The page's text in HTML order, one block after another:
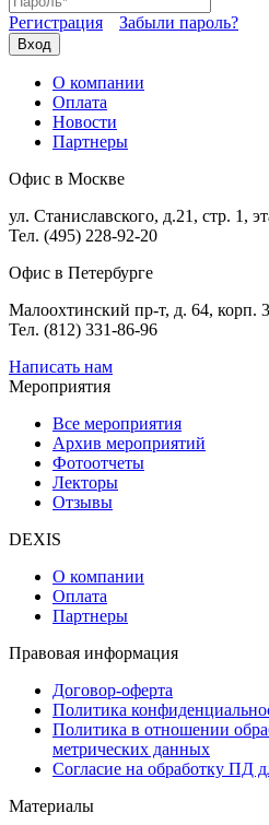
Регистрация Забыли пароль?
Вход
О компании
Оплата
Новости
Партнеры
Офис в Москве
ул. Станиславского, д.21, стр. 1,
Тел. (495) 228-92-20
Офис в Петербурге
Малоохтинский пр-т, д. 64, корп. 3
Тел. (812) 331-86-96
Написать нам
Мероприятия
Все мероприятия
Архив мероприятий
Фотоотчеты
Лекторы
Отзывы
DEXIS
О компании
Оплата
Партнеры
Правовая информация
Договор-оферта
Политика
Политика в отношении
метрических данных
Согласие на обработку ПД
Материалы